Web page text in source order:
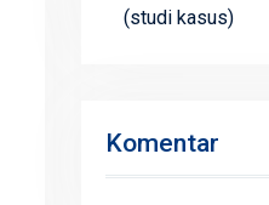
(studi kasus)
Komentar